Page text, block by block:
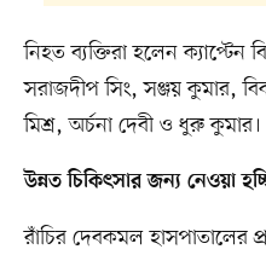
নিহত ব্যক্তিরা হলেন ক্যাপ্টেন
সরাজদীপ সিং, সঞ্জয় কুমার,
মিশ্র, অর্চনা দেবী ও ধুরু কুমার।
উন্নত চিকিৎসার জন্য নেওয়া
রাঁচির দেবকমল হাসপাতালের